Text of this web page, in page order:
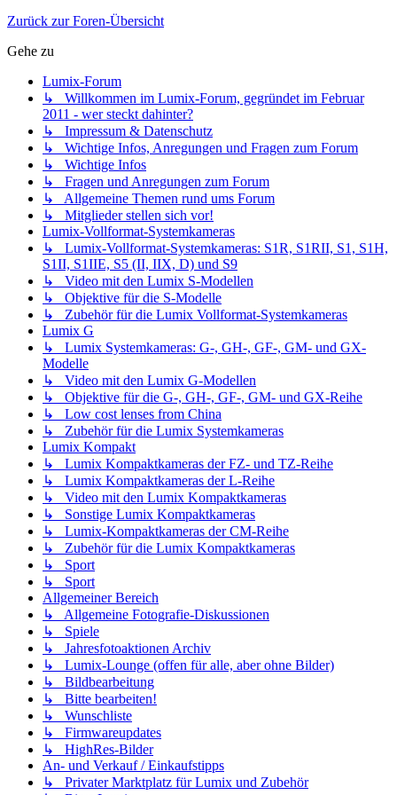
Zurück zur Foren-Übersicht
Gehe zu
Lumix-Forum
↳ Willkommen im Lumix-Forum, gegründet im Februar
2011 - wer steckt dahinter?
↳ Impressum & Datenschutz
↳ Wichtige Infos, Anregungen und Fragen zum Forum
↳ Wichtige Infos
↳ Fragen und Anregungen zum Forum
↳ Allgemeine Themen rund ums Forum
↳ Mitglieder stellen sich vor!
Lumix-Vollformat-Systemkameras
↳ Lumix-Vollformat-Systemkameras: S1R, S1RII, S1, S1H,
S1II, S1IIE, S5 (II, IIX, D) und S9
↳ Video mit den Lumix S-Modellen
↳ Objektive für die S-Modelle
↳ Zubehör für die Lumix Vollformat-Systemkameras
Lumix G
↳ Lumix Systemkameras: G-, GH-, GF-, GM- und GX-
Modelle
↳ Video mit den Lumix G-Modellen
↳ Objektive für die G-, GH-, GF-, GM- und GX-Reihe
↳ Low cost lenses from China
↳ Zubehör für die Lumix Systemkameras
Lumix Kompakt
↳ Lumix Kompaktkameras der FZ- und TZ-Reihe
↳ Lumix Kompaktkameras der L-Reihe
↳ Video mit den Lumix Kompaktkameras
↳ Sonstige Lumix Kompaktkameras
↳ Lumix-Kompaktkameras der CM-Reihe
↳ Zubehör für die Lumix Kompaktkameras
↳ Sport
↳ Sport
Allgemeiner Bereich
↳ Allgemeine Fotografie-Diskussionen
↳ Spiele
↳ Jahresfotoaktionen Archiv
↳ Lumix-Lounge (offen für alle, aber ohne Bilder)
↳ Bildbearbeitung
↳ Bitte bearbeiten!
↳ Wunschliste
↳ Firmwareupdates
↳ HighRes-Bilder
An- und Verkauf / Einkaufstipps
↳ Privater Marktplatz für Lumix und Zubehör